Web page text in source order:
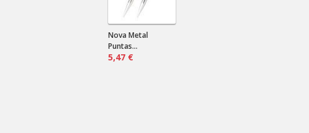
Nova Metal
Puntas...
5,47 €